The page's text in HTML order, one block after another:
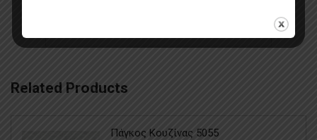
Related Products
Πάγκος Κουζίνας 5055